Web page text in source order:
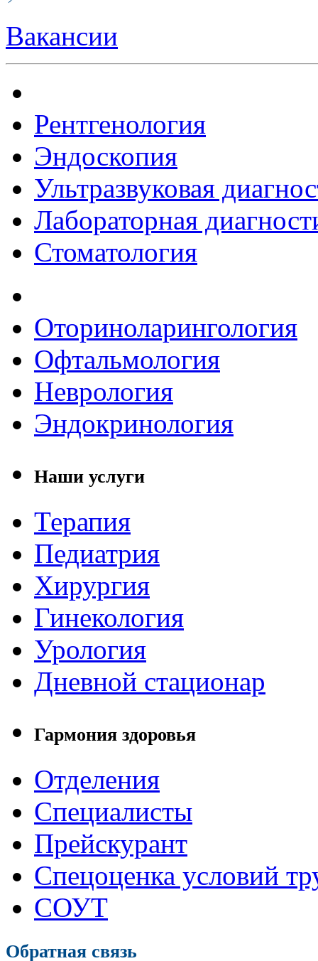
Вакансии
Рентгенология
Эндоскопия
Ультразвуковая
Лабораторная
Стоматология
Оториноларингология
Офтальмология
Неврология
Эндокринология
Наши услуги
Терапия
Педиатрия
Хирургия
Гинекология
Урология
Дневной стационар
Гармония здоровья
Отделения
Специалисты
Прейскурант
Спецоценка условий
СОУТ
Обратная связь